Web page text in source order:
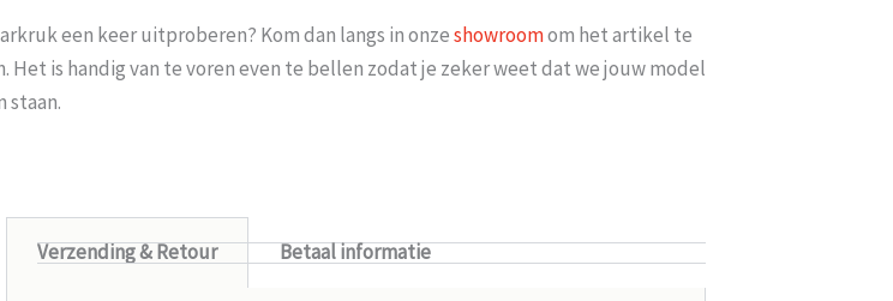
een keer uitproberen? Kom dan langs in onzeshowroomom het artikel te
Het is handig van te voren even te bellen zodat je zeker weet dat we jouw model
staan.
Verzending & Retour Betaal informatie